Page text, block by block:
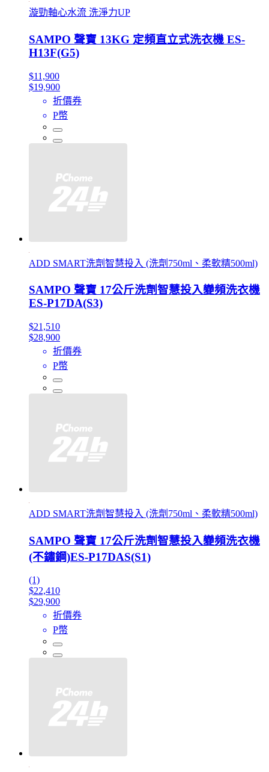
漩勁軸心水流 洗淨力UP
SAMPO 聲寶 13KG 定頻直立式洗衣機 ES-
H13F(G5)
$11,900
$19,900
折價券
P幣
ADD SMART洗劑智慧投入 (洗劑750ml、柔軟精500ml)
SAMPO 聲寶 17公斤洗劑智慧投入變頻洗衣機
ES-P17DA(S3)
$21,510
$28,900
折價券
P幣
ADD SMART洗劑智慧投入 (洗劑750ml、柔軟精500ml)
SAMPO 聲寶 17公斤洗劑智慧投入變頻洗衣機
(不鏽鋼)ES-P17DAS(S1)
(1)
$22,410
$29,900
折價券
P幣